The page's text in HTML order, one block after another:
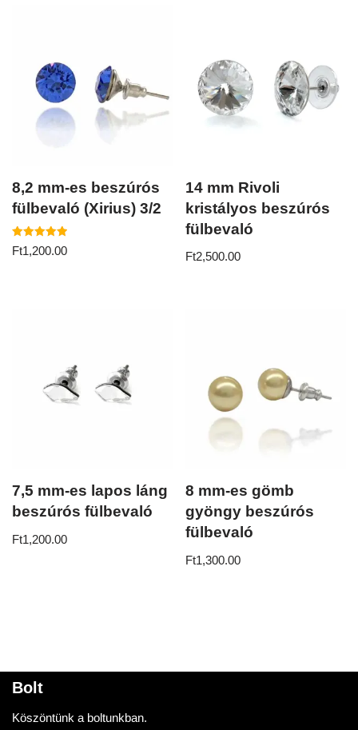
8,2 mm-es beszúrós
fülbevaló (Xirius) 3/2
Értékelés:
5.00
Ft1,200.00
14 mm Rivoli
kristályos beszúrós
fülbevaló
Ft2,500.00
7,5 mm-es lapos láng
beszúrós fülbevaló
Ft1,200.00
8 mm-es gömb
gyöngy beszúrós
fülbevaló
Ft1,300.00
Bolt
Köszöntünk a boltunkban.